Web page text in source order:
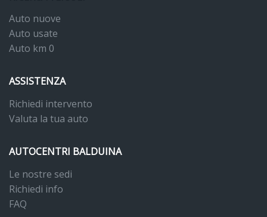
Auto nuove
Auto usate
Auto km 0
ASSISTENZA
Richiedi intervento
Valuta la tua auto
AUTOCENTRI BALDUINA
Le nostre sedi
Richiedi info
FAQ